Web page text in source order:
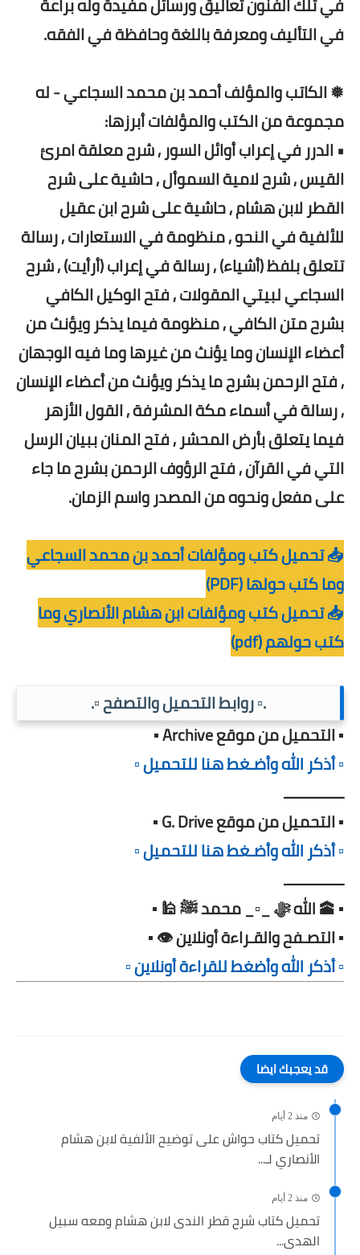
في التأليف ومعرفة باللغة وحافظة في الفقه.
❅ الكاتب والمؤلف أحمد بن محمد السجاعي - له
مجموعة من الكتب والمؤلفات أبرزها:
• الدرر في إعراب أوائل السور , شرح معلقة امرئ
القيس , شرح لامية السموأل , حاشية على شرح
القطر لابن هشام , حاشية على شرح ابن عقيل
للألفية في النحو , منظومة في الاستعارات , رسالة
تتعلق بلفظ (أشياء) , رسالة في إعراب (أرأيت) , شرح
السجاعي لبيتي المقولات , فتح الوكيل الكافي
بشرح متن الكافي , منظومة فيما يذكر ويؤنث من
أعضاء الإنسان وما يؤنث من غيرها وما فيه الوجهان
, فتح الرحمن بشرح ما يذكر ويؤنث من أعضاء الإنسان
, رسالة في أسماء مكة المشرفة , القول الأزهر
فيما يتعلق بأرض المحشر , فتح المنان ببيان الرسل
التي في القرآن , فتح الرؤوف الرحمن بشرح ما جاء
على مفعل ونحوه من المصدر واسم الزمان.
📥 تحميل كتب ومؤلفات أحمد بن محمد السجاعي
وما كتب حولها (PDF)
📥 تحميل كتب ومؤلفات ابن هشام الأنصاري وما
كتب حولهم (pdf)
.▫️ روابط التحميل والتصفح ▫️.
▪️ التحميل من موقع Archive ▪️
▫️ أذكر الله وأضـغط هنا للتحميل ▫️
ـــــــــــــــ
▪️ التحميل من موقع G. Drive ▪️
▫️ أذكر الله وأضـغط هنا للتحميل ▫️
ـــــــــــــــ
▪️ 🕋 الله ﷻ _▫️_ محمد ﷺ 🕌 ▪️
▪️ التصـفح والقـراءة أونلاين 👁️ ▪️
▫️ أذكر الله وأضغط للقراءة أونلاين ▫️
قد يعجبك ايضا
منذ 2 أيام
تحميل كتاب حواش على توضيح الألفية لابن هشام
الأنصاري لـ...
منذ 2 أيام
تحميل كتاب شرح قطر الندى لابن هشام ومعه سبيل
الهدى...